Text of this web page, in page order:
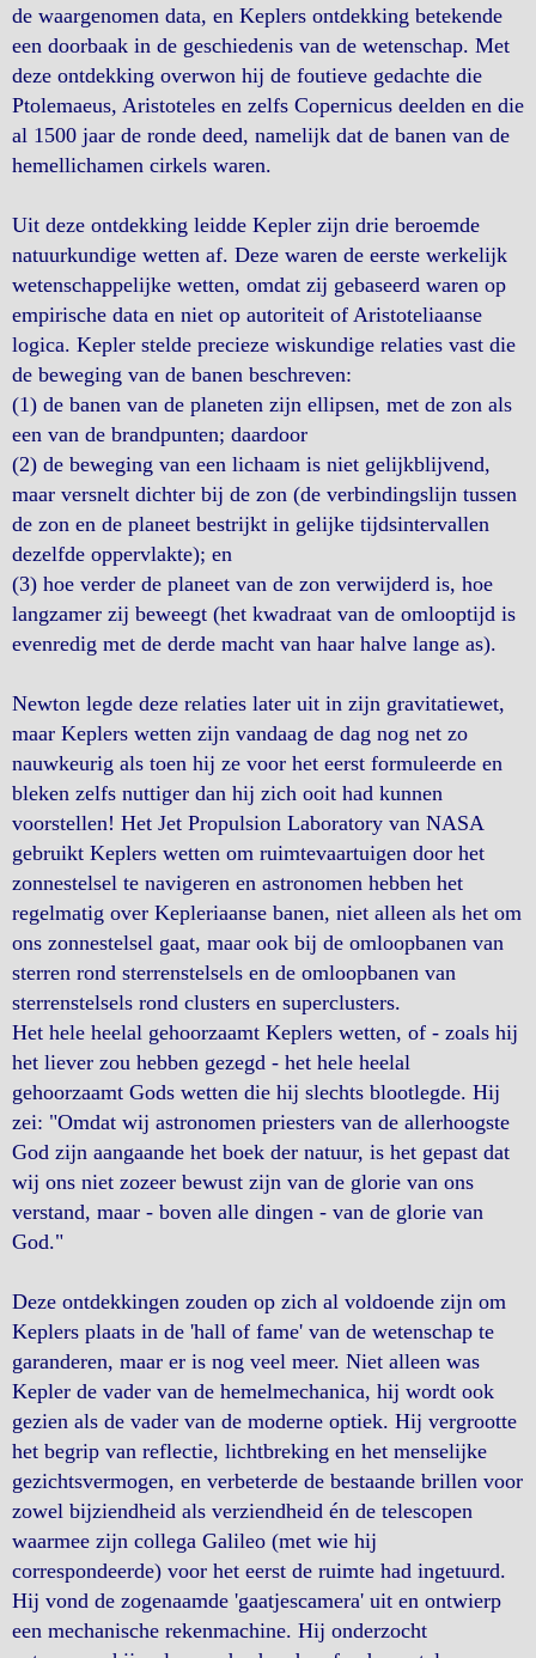
de waargenomen data, en Keplers ontdekking betekende
een doorbaak in de geschiedenis van de wetenschap. Met
deze ontdekking overwon hij de foutieve gedachte die
Ptolemaeus, Aristoteles en zelfs Copernicus deelden en die
al 1500 jaar de ronde deed, namelijk dat de banen van de
hemellichamen cirkels waren.
Uit deze ontdekking leidde Kepler zijn drie beroemde
natuurkundige wetten af. Deze waren de eerste werkelijk
wetenschappelijke wetten, omdat zij gebaseerd waren op
empirische data en niet op autoriteit of Aristoteliaanse
logica. Kepler stelde precieze wiskundige relaties vast die
de beweging van de banen beschreven:
(1) de banen van de planeten zijn ellipsen, met de zon als
een van de brandpunten; daardoor
(2) de beweging van een lichaam is niet gelijkblijvend,
maar versnelt dichter bij de zon (de verbindingslijn tussen
de zon en de planeet bestrijkt in gelijke tijdsintervallen
dezelfde oppervlakte); en
(3) hoe verder de planeet van de zon verwijderd is, hoe
langzamer zij beweegt (het kwadraat van de omlooptijd is
evenredig met de derde macht van haar halve lange as).
Newton legde deze relaties later uit in zijn gravitatiewet,
maar Keplers wetten zijn vandaag de dag nog net zo
nauwkeurig als toen hij ze voor het eerst formuleerde en
bleken zelfs nuttiger dan hij zich ooit had kunnen
voorstellen! Het Jet Propulsion Laboratory van NASA
gebruikt Keplers wetten om ruimtevaartuigen door het
zonnestelsel te navigeren en astronomen hebben het
regelmatig over Kepleriaanse banen, niet alleen als het om
ons zonnestelsel gaat, maar ook bij de omloopbanen van
sterren rond sterrenstelsels en de omloopbanen van
sterrenstelsels rond clusters en superclusters.
Het hele heelal gehoorzaamt Keplers wetten, of - zoals hij
het liever zou hebben gezegd - het hele heelal
gehoorzaamt Gods wetten die hij slechts blootlegde. Hij
zei: "Omdat wij astronomen priesters van de allerhoogste
God zijn aangaande het boek der natuur, is het gepast dat
wij ons niet zozeer bewust zijn van de glorie van ons
verstand, maar - boven alle dingen - van de glorie van
God."
Deze ontdekkingen zouden op zich al voldoende zijn om
Keplers plaats in de 'hall of fame' van de wetenschap te
garanderen, maar er is nog veel meer. Niet alleen was
Kepler de vader van de hemelmechanica, hij wordt ook
gezien als de vader van de moderne optiek. Hij vergrootte
het begrip van reflectie, lichtbreking en het menselijke
gezichtsvermogen, en verbeterde de bestaande brillen voor
zowel bijziendheid als verziendheid én de telescopen
waarmee zijn collega Galileo (met wie hij
correspondeerde) voor het eerst de ruimte had ingetuurd.
Hij vond de zogenaamde 'gaatjescamera' uit en ontwierp
een mechanische rekenmachine. Hij onderzocht